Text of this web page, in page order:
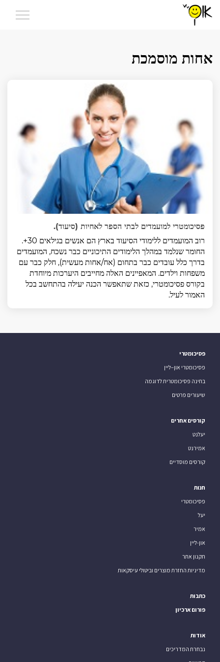
אחות מוסמכת
פסיכומטרי למועמדים לבתי הספר לאחיות (סיעוד).
רוב המועמדים ללימודי הסיעוד בארץ הם אנשים בגילאים 30+.
החומר שנלמד במהלך הלימודים התיכוניים כבר נשכח, המועמדים
בדרך כלל עובדים כבר בתחום (אח/אחות מעשית), חלק כבר עם
משפחות וילדים. המאפיינים האלה מחייבים היערכות מיוחדת
בקורס פסיכומטרי, כזאת שתאפשר הכנה יעילה בהתחשב בכל
האמור לעיל.
פסיכומטרי
פסיכומטרי און–ליין
בחינה פסיכומטרית לדוגמה
שיעורים פרטים
קורסים אחרים
יעלנט
אמירנט
קורסים מוסדיים
חנות
פסיכומטרי
יעל
אמיר
און-ליין
תקנון אתר
מדיניות החזרת מוצרים וביטולי עיסקאות
כתבות
פורום ארכיון
אודות
נבחרת המדריכים